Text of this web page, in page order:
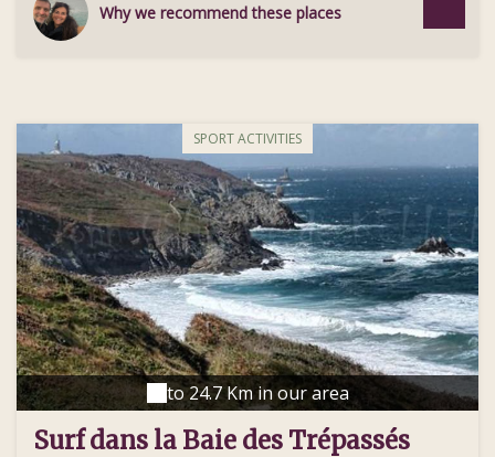
Why we recommend these places
SPORT ACTIVITIES
to 24.7 Km in our area
Surf dans la Baie des Trépassés